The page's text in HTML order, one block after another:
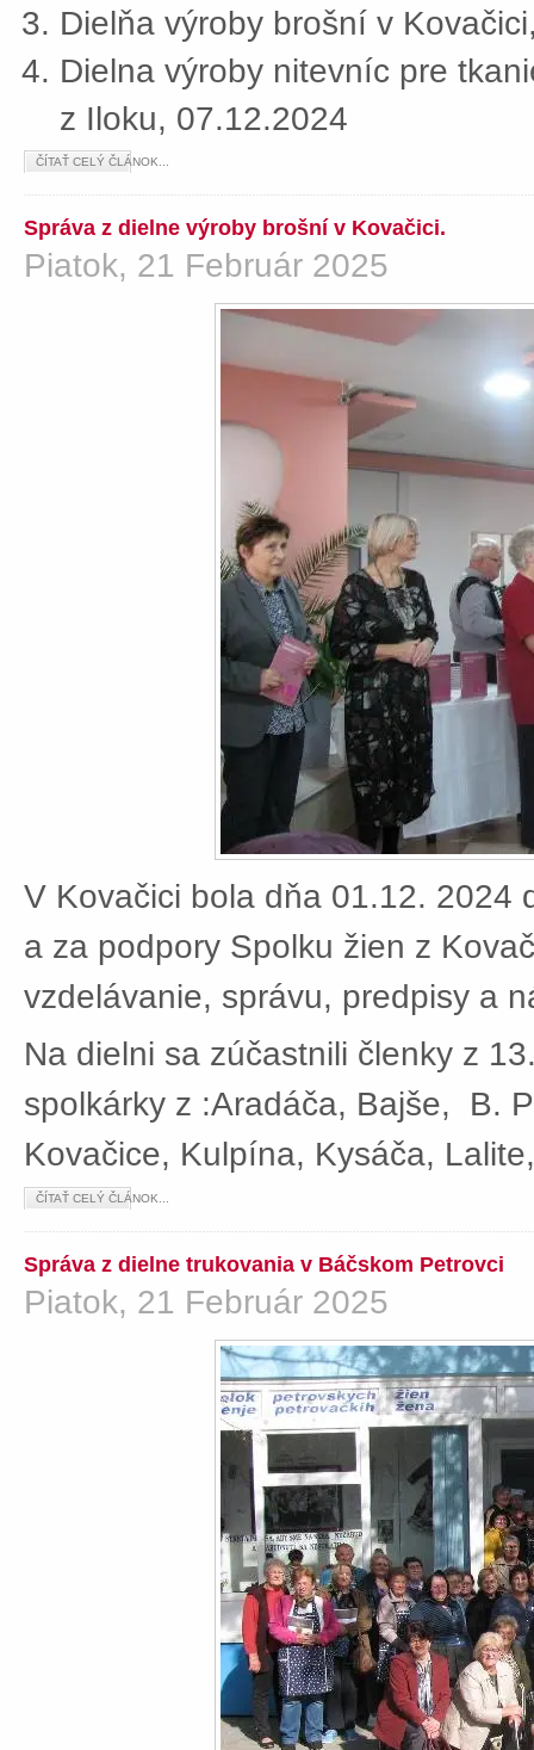
Dielňa výroby brošní v
Dielna výroby nitevníc pre
z Iloku, 07.12.2024
ČÍTAŤ CELÝ ČLÁNOK...
Správa z dielne výroby brošní v Kovačici.
Piatok, 21 Február 2025
V Kovačici bola dňa 01.12. 2024
a za podpory Spolku žien z
vzdelávanie, správu, predpisy a
Na dielni sa zúčastnili členky z
spolkárky z :Aradáča, Bajše, B.
Kovačice, Kulpína, Kysáča,
ČÍTAŤ CELÝ ČLÁNOK...
Správa z dielne trukovania v Báčskom Petrovci
Piatok, 21 Február 2025